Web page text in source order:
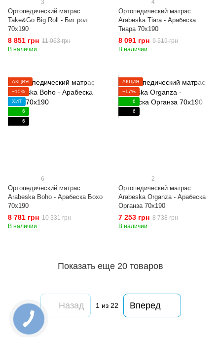
3
Ортопедический матрас
Take&Go Big Roll - Биг рол
70x190
8 851 грн 11 063 грн
В наличии
4
Ортопедический матрас
Arabeska Tiara - Арабеска
Тиара 70x190
8 091 грн 9 519 грн
В наличии
АКЦИЯ
−15%
ХИТ
6
6
6
Ортопедический матрас
Arabeska Boho - Арабеска Бохо
70x190
8 781 грн 10 331 грн
В наличии
АКЦИЯ
−17%
6
6
2
Ортопедический матрас
Arabeska Organza - Арабеска
Органза 70x190
7 253 грн 8 738 грн
В наличии
Показать еще 20 товаров
Назад 1 из 22 Вперед